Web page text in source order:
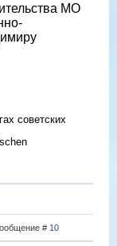
МО
советских
# 10